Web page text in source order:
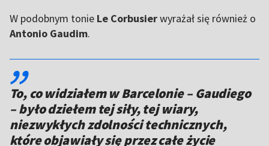
W podobnym tonie Le Corbusierwyrażał się również o
Antonio Gaudim.
,,
To, co widziałem w Barcelonie – Gaudiego
– było dziełem tej siły, tej wiary,
niezwykłych zdolności technicznych,
które objawiały się przez całe życie